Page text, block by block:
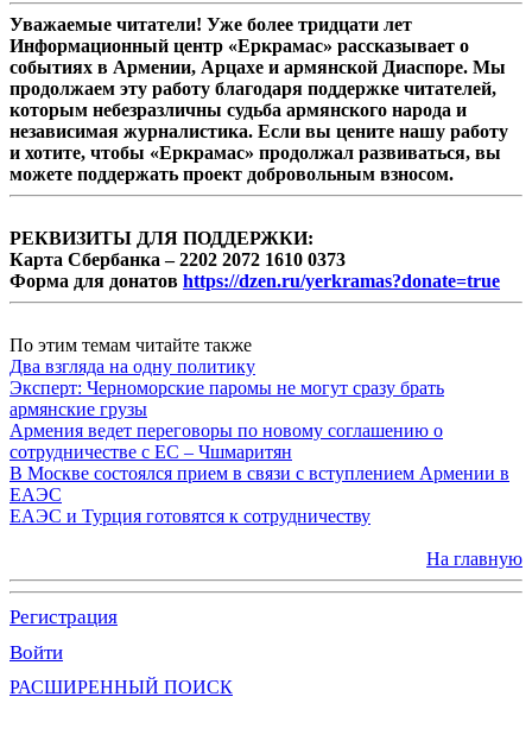
Уважаемые читатели! Уже более тридцати лет
Информационный центр «Еркрамас» рассказывает о
событиях в Армении, Арцахе и армянской Диаспоре. Мы
продолжаем эту работу благодаря поддержке читателей,
которым небезразличны судьба армянского народа и
независимая журналистика. Если вы цените нашу работу
и хотите, чтобы «Еркрамас» продолжал развиваться, вы
можете поддержать проект добровольным взносом.
РЕКВИЗИТЫ ДЛЯ ПОДДЕРЖКИ:
Карта Сбербанка – 2202 2072 1610 0373
Форма для донатов https://dzen.ru/yerkramas?donate=true
По этим темам читайте также
Два взгляда на одну политику
Эксперт: Черноморские паромы не могут сразу брать
армянские грузы
Армения ведет переговоры по новому соглашению о
сотрудничестве с ЕС – Чшмаритян
В Москве состоялся прием в связи с вступлением Армении в
ЕАЭС
ЕАЭС и Турция готовятся к сотрудничеству
На главную
Регистрация
Войти
РАСШИРЕННЫЙ ПОИСК